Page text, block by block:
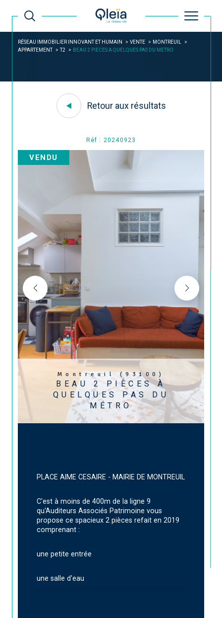
RÉSEAU IMMOBILIER INNOVANT ET HUMAIN VENTE
MONTREUIL
APPARTEMENT
T2 BEAU 2 PIECES A QUELQUES PAS DU METRO
Retour aux résultats
Réf : 20240923
VENDU
Montreuil (93100)
BEAU 2 PIÈCES À
QUELQUES PAS DU
MÉTRO
PLACE AIME CESAIRE - MAIRIE DE MONTREUIL
C'est à moins de 400m de la ligne 9
qu'Auditeurs Associés Patrimoine vous
propose ce spacieux 2 pièces refait en 2019
comprenant :
une petite entrée
une salle d'eau